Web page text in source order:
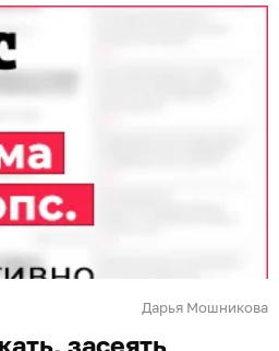
Дарья Мошникова
засеять